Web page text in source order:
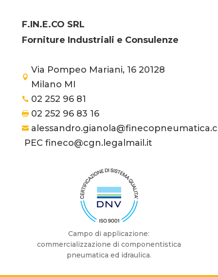
F.IN.E.CO SRL
Forniture Industriali e Consulenze

Via Pompeo Mariani, 16 20128
Milano MI
 02 252 96 81
 02 252 96 83 16

PEC fineco@cgn.legalmail.it
Campo di applicazione:
commercializzazione di componentistica
pneumatica ed idraulica.